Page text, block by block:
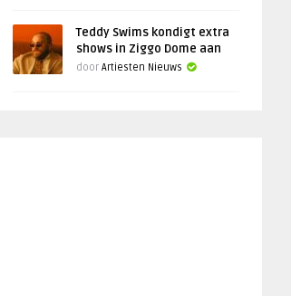
Teddy Swims kondigt extra
shows in Ziggo Dome aan
door Artiesten Nieuws